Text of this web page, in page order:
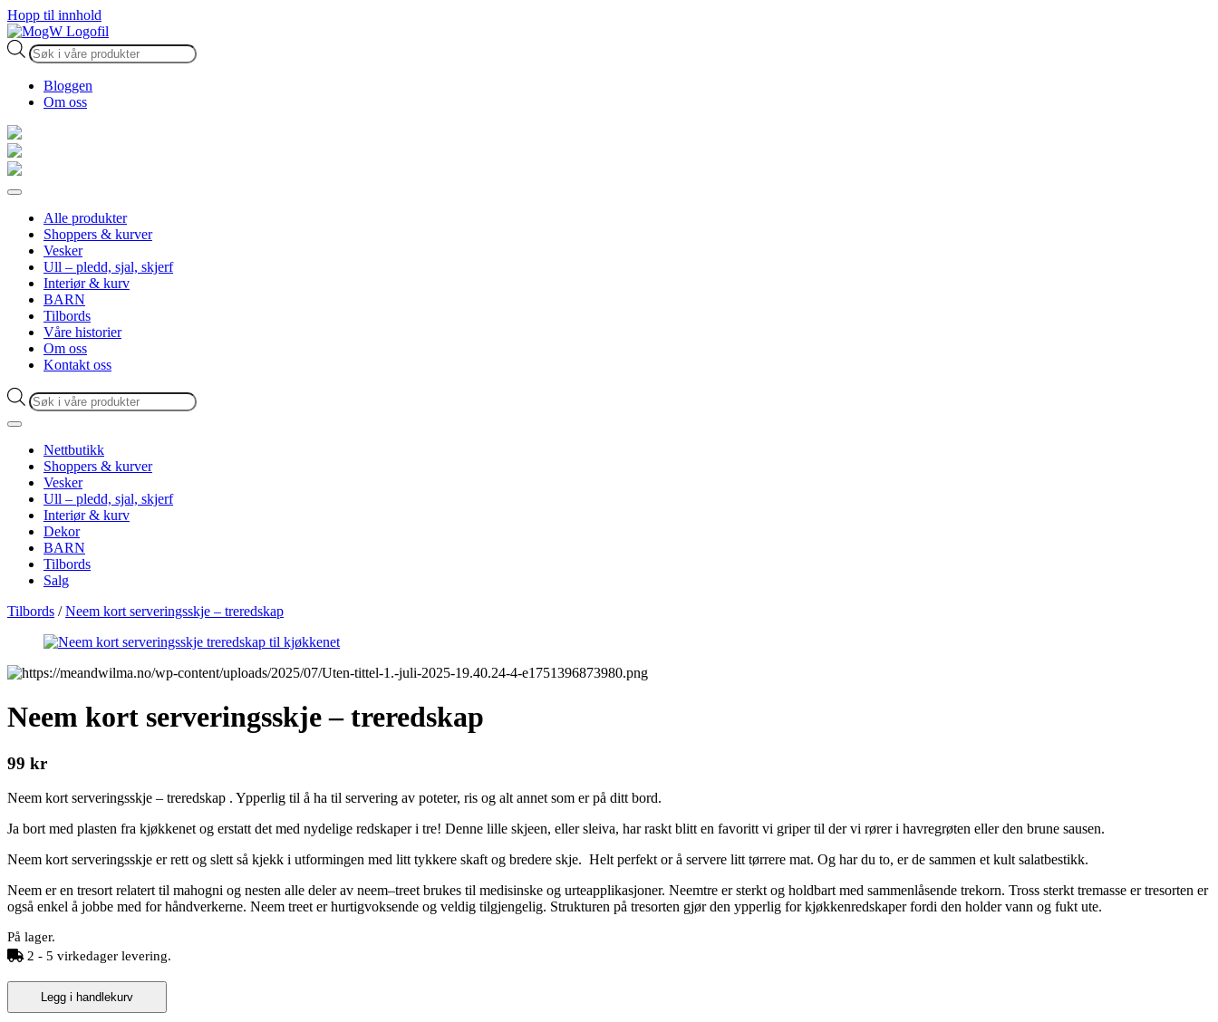
Hopp til innhold
Products
search
Bloggen
Om oss
Alle produkter
Shoppers & kurver
Vesker
Ull – pledd, sjal, skjerf
Interiør & kurv
BARN
Tilbords
Våre historier
Om oss
Kontakt oss
Products
search
Nettbutikk
Shoppers & kurver
Vesker
Ull – pledd, sjal, skjerf
Interiør & kurv
Dekor
BARN
Tilbords
Salg
Tilbords /Neem kort serveringsskje – treredskap
Neem kort serveringsskje – treredskap
99 kr
Neem kort serveringsskje – treredskap . Ypperlig til å ha til servering av poteter, ris og alt annet som er på ditt bord.
Ja bort med plasten fra kjøkkenet og erstatt det med nydelige redskaper i tre! Denne lille skjeen, eller sleiva, har raskt blitt en favoritt vi griper til der vi rører i havregrøten eller den brune sausen.
Neem kort serveringsskje er rett og slett så kjekk i utformingen med litt tykkere skaft og bredere skje. Helt perfekt or å servere litt tørrere mat. Og har du to, er de sammen et kult salatbestikk.
Neem er en tresortrelatert til mahogni og nesten alle deler av neem–treet brukes til medisinske og urteapplikasjoner. Neemtre er sterkt og holdbart med sammenlåsende trekorn. Tross sterkt tremasse er tresorten er
også enkel å jobbe med for håndverkerne. Neem treet er hurtigvoksende og veldig tilgjengelig. Strukturen på tresorten gjør den ypperlig for kjøkkenredskaper fordi den holder vann og fukt ute.
På lager.
2 - 5 virkedager levering.
Neem
Legg i handlekurv